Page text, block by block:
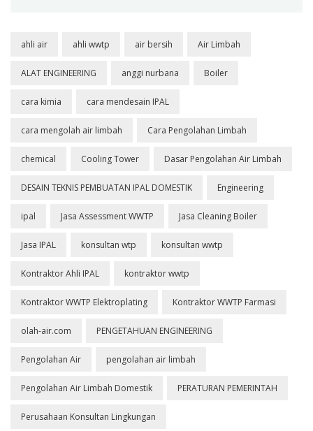
ahli air ahli wwtp air bersih Air Limbah
ALAT ENGINEERING anggi nurbana Boiler
cara kimia cara mendesain IPAL
cara mengolah air limbah Cara Pengolahan Limbah
chemical Cooling Tower Dasar Pengolahan Air Limbah
DESAIN TEKNIS PEMBUATAN IPAL DOMESTIK Engineering
ipal Jasa Assessment WWTP Jasa Cleaning Boiler
Jasa IPAL konsultan wtp konsultan wwtp
Kontraktor Ahli IPAL kontraktor wwtp
Kontraktor WWTP Elektroplating Kontraktor WWTP Farmasi
olah-air.com PENGETAHUAN ENGINEERING
Pengolahan Air pengolahan air limbah
Pengolahan Air Limbah Domestik PERATURAN PEMERINTAH
Perusahaan Konsultan Lingkungan